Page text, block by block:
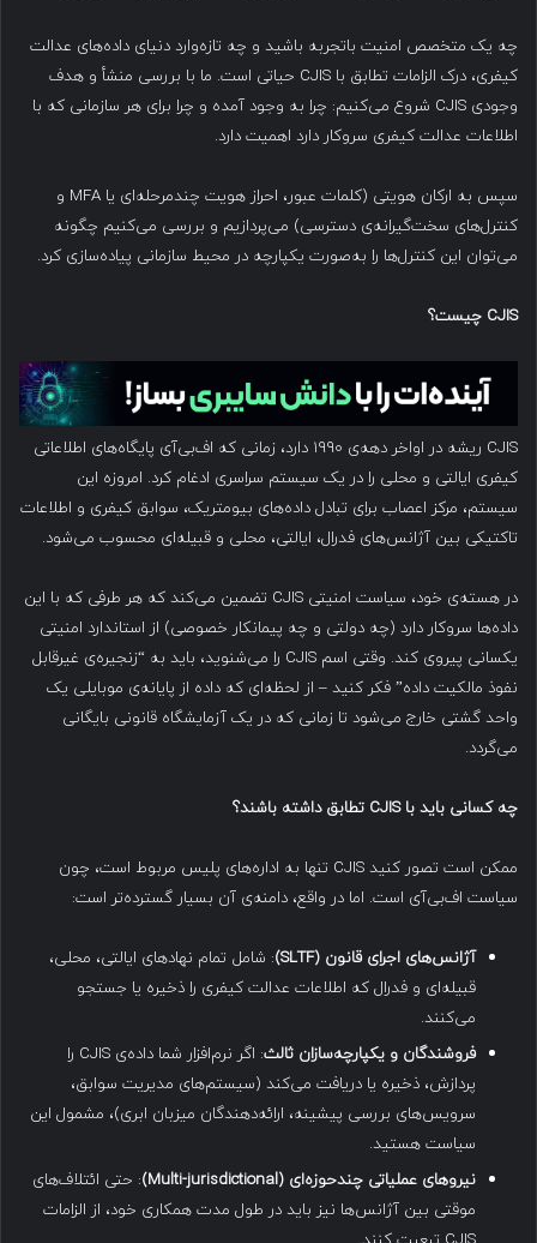
چه یک متخصص امنیت با‌تجربه باشید و چه تازه‌وارد دنیای داده‌های عدالت
کیفری، درک الزامات تطابق با CJIS حیاتی است. ما با بررسی منشأ و هدف
وجودی CJIS شروع می‌کنیم: چرا به وجود آمده و چرا برای هر سازمانی که با
اطلاعات عدالت کیفری سروکار دارد اهمیت دارد.
سپس به ارکان هویتی (کلمات عبور، احراز هویت چندمرحله‌ای یا MFA و
کنترل‌های سخت‌گیرانه‌ی دسترسی) می‌پردازیم و بررسی می‌کنیم چگونه
می‌توان این کنترل‌ها را به‌صورت یکپارچه در محیط سازمانی پیاده‌سازی کرد.
CJIS چیست؟
CJIS ریشه در اواخر دهه‌ی ۱۹۹۰ دارد، زمانی که اف‌بی‌آی پایگاه‌های اطلاعاتی
کیفری ایالتی و محلی را در یک سیستم سراسری ادغام کرد. امروزه این
سیستم، مرکز اعصاب برای تبادل داده‌های بیومتریک، سوابق کیفری و اطلاعات
تاکتیکی بین آژانس‌های فدرال، ایالتی، محلی و قبیله‌ای محسوب می‌شود.
در هسته‌ی خود، سیاست امنیتی CJIS تضمین می‌کند که هر طرفی که با این
داده‌ها سروکار دارد (چه دولتی و چه پیمانکار خصوصی) از استاندارد امنیتی
یکسانی پیروی کند. وقتی اسم CJIS را می‌شنوید، باید به “زنجیره‌ی غیرقابل
نفوذ مالکیت داده” فکر کنید – از لحظه‌ای که داده از پایانه‌ی موبایلی یک
واحد گشتی خارج می‌شود تا زمانی که در یک آزمایشگاه قانونی بایگانی
می‌گردد.
چه کسانی باید با CJIS تطابق داشته باشند؟
ممکن است تصور کنید CJIS تنها به اداره‌های پلیس مربوط است، چون
سیاست اف‌بی‌آی است. اما در واقع، دامنه‌ی آن بسیار گسترده‌تر است:
آژانس‌های اجرای قانون (SLTF)
: شامل تمام نهادهای ایالتی، محلی،
قبیله‌ای و فدرال که اطلاعات عدالت کیفری را ذخیره یا جستجو
می‌کنند.
فروشندگان و یکپارچه‌سازان ثالث
: اگر نرم‌افزار شما داده‌ی CJIS را
پردازش، ذخیره یا دریافت می‌کند (سیستم‌های مدیریت سوابق،
سرویس‌های بررسی پیشینه، ارائه‌دهندگان میزبان ابری)، مشمول این
سیاست هستید.
نیروهای عملیاتی چندحوزه‌ای (Multi-jurisdictional)
: حتی ائتلاف‌های
موقتی بین آژانس‌ها نیز باید در طول مدت همکاری خود، از الزامات